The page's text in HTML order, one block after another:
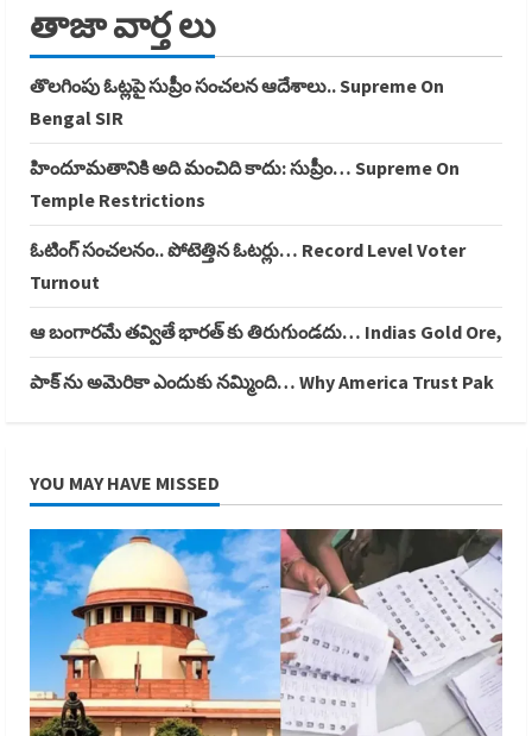
తాజా వార్త లు
తొలగింపు ఓట్లపై సుప్రీం సంచలన ఆదేశాలు.. Supreme On
Bengal SIR
హిందూమతానికి అది మంచిది కాదు: సుప్రీం… Supreme On
Temple Restrictions
ఓటింగ్ సంచలనం.. పోటెత్తిన ఓటర్లు… Record Level Voter
Turnout
ఆ బంగారమే తవ్వితే భారత్ కు తిరుగుండదు… Indias Gold Ore,
పాక్ ను అమెరికా ఎందుకు నమ్మింది… Why America Trust Pak
YOU MAY HAVE MISSED